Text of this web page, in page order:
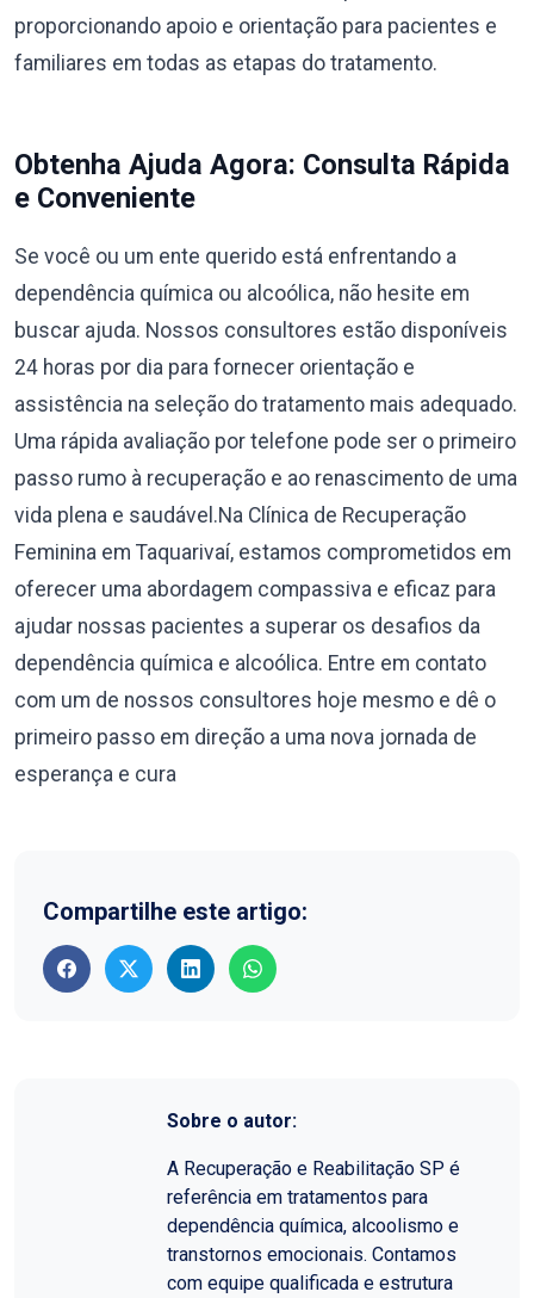
proporcionando apoio e orientação para pacientes e
familiares em todas as etapas do tratamento.
Obtenha Ajuda Agora: Consulta Rápida
e Conveniente
Se você ou um ente querido está enfrentando a
dependência química ou alcoólica, não hesite em
buscar ajuda. Nossos consultores estão disponíveis
24 horas por dia para fornecer orientação e
assistência na seleção do tratamento mais adequado.
Uma rápida avaliação por telefone pode ser o primeiro
passo rumo à recuperação e ao renascimento de uma
vida plena e saudável.Na Clínica de Recuperação
Feminina em Taquarivaí, estamos comprometidos em
oferecer uma abordagem compassiva e eficaz para
ajudar nossas pacientes a superar os desafios da
dependência química e alcoólica. Entre em contato
com um de nossos consultores hoje mesmo e dê o
primeiro passo em direção a uma nova jornada de
esperança e cura
Compartilhe este artigo:
Sobre o autor:
A Recuperação e Reabilitação SP é
referência em tratamentos para
dependência química, alcoolismo e
transtornos emocionais. Contamos
com equipe qualificada e estrutura